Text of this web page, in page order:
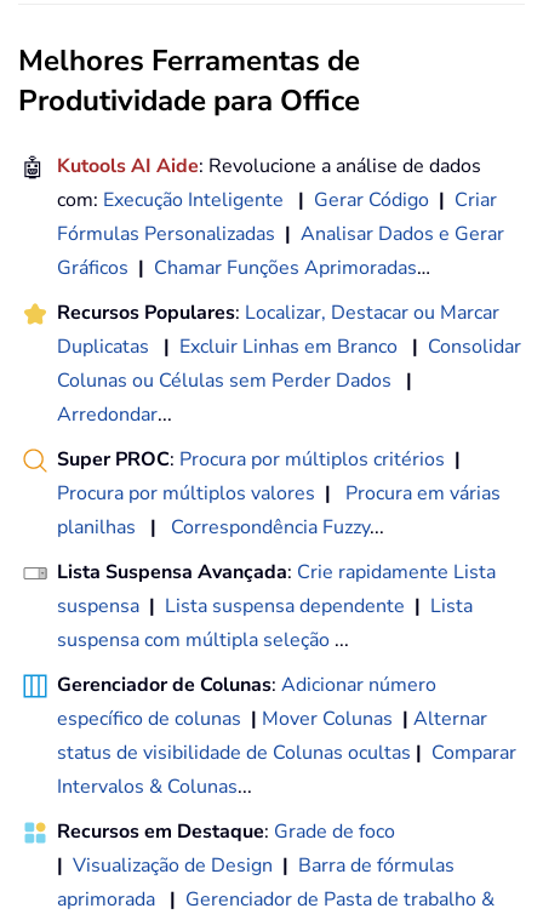
Melhores Ferramentas de
Produtividade para Office
🤖 Kutools AI Aide: Revolucione a análise de dados
com: Execução Inteligente | Gerar Código | Criar
Fórmulas Personalizadas | Analisar Dados e Gerar
Gráficos | Chamar Funções Aprimoradas…
Recursos Populares: Localizar, Destacar ou Marcar
Duplicatas
| Excluir Linhas em Branco | Consolidar
Colunas ou Células sem Perder Dados
|
Arredondar...
Super PROC: Procura por múltiplos critérios |
Procura por múltiplos valores |
Procura em várias
planilhas
| Correspondência Fuzzy...
Lista Suspensa Avançada: Crie rapidamente Lista
suspensa | Lista suspensa dependente | Lista
suspensa com múltipla seleção ...
Gerenciador de Colunas: Adicionar número
específico de colunas | Mover Colunas | Alternar
status de visibilidade de Colunas ocultas | Comparar
Intervalos & Colunas...
Recursos em Destaque: Grade de foco
| Visualização de Design | Barra de fórmulas
aprimorada | Gerenciador de Pasta de trabalho &